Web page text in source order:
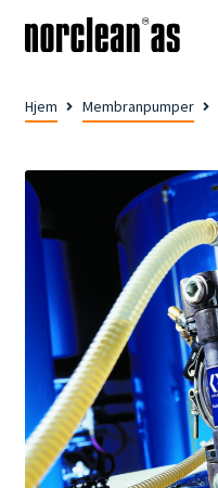
Hjem Membranpumper